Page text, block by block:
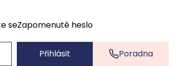
Poradna
seZapomenuté heslo
Přihlásit